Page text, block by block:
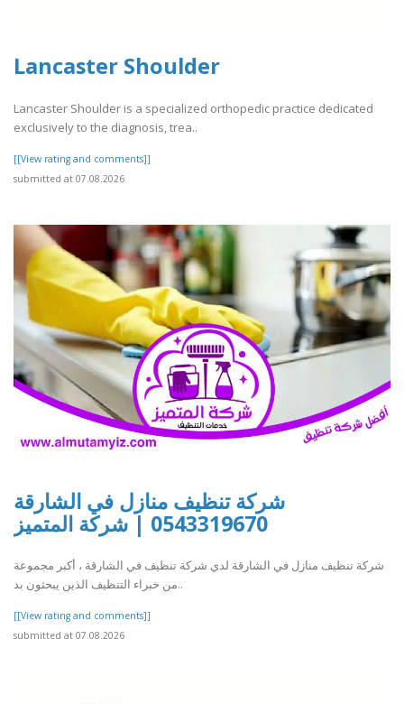
Lancaster Shoulder
Lancaster Shoulder is a specialized orthopedic practice dedicated
exclusively to the diagnosis, trea..
[[View rating and comments]]
submitted at 07.08.2026
شركة تنظيف منازل في الشارقة
0543319670 | شركة المتميز
شركة تنظيف منازل في الشارقة لدي شركة تنظيف في الشارقة ، أكبر مجموعة
من خبراء التنظيف الذين يبحثون بد..
[[View rating and comments]]
submitted at 07.08.2026